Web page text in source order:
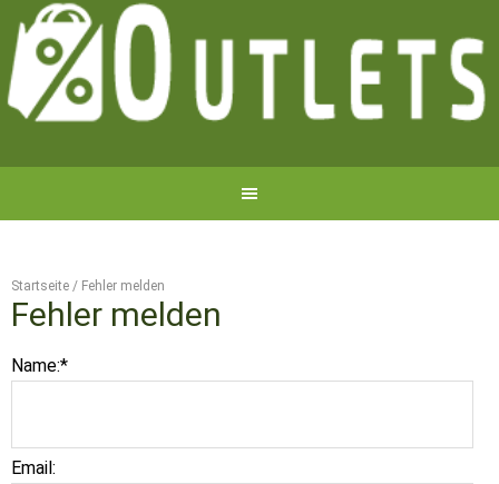
Startseite / Fehler melden
Fehler melden
Name:*
Email: